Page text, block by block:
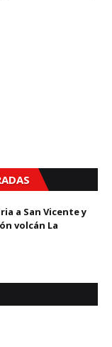
a San Vicente y
volcán La